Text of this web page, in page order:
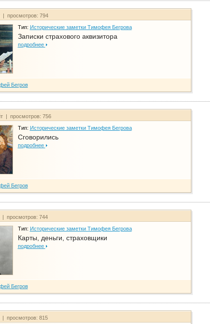
| просмотров: 794
Тип: Исторические заметки Тимофея Бегрова
Записки страхового аквизитора
подробнее
Бегров
| просмотров: 756
Тип: Исторические заметки Тимофея Бегрова
Сговорились
подробнее
Бегров
| просмотров: 744
Тип: Исторические заметки Тимофея Бегрова
Карты, деньги, страховщики
подробнее
Бегров
просмотров: 815